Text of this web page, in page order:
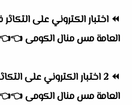
⏪ اختبار الكتروني على التكاثر
العامة مس منال الكومى👈
⏪
2 اختبار الكتروني على
العامة مس منال الكومى👈